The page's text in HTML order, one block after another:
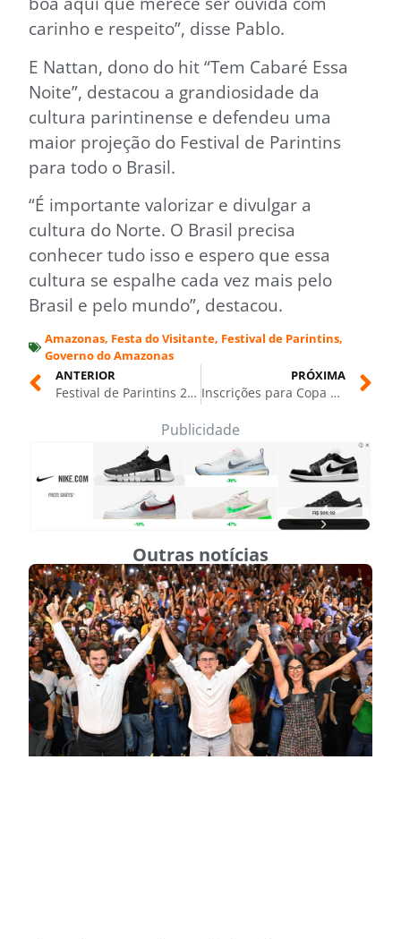
carinho e respeito”, disse Pablo.
E Nattan, dono do hit “Tem Cabaré Essa
Noite”, destacou a grandiosidade da
cultura parintinense e defendeu uma
maior projeção do Festival de Parintins
para todo o Brasil.
“É importante valorizar e divulgar a
cultura do Norte. O Brasil precisa
conhecer tudo isso e espero que essa
cultura se espalhe cada vez mais pelo
Brasil e pelo mundo”, destacou.
Amazonas, Festa do Visitante, Festival de Parintins,
Governo do Amazonas
ANTERIOR
Festival de Parintins 2025: Governo do Amazonas reforça cuidado com torcedores nas filas das galeras
PRÓXIMA
Inscrições para Copa Osvaldo Alves de Jiu-Jítsu terminam nesta terça-feira (01/07)
Publicidade
Outras notícias